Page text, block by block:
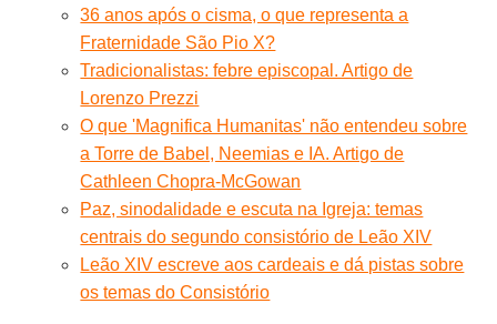
36 anos após o cisma, o que representa a
Fraternidade São Pio X?
Tradicionalistas: febre episcopal. Artigo de
Lorenzo Prezzi
O que 'Magnifica Humanitas' não entendeu sobre
a Torre de Babel, Neemias e IA. Artigo de
Cathleen Chopra-McGowan
Paz, sinodalidade e escuta na Igreja: temas
centrais do segundo consistório de Leão XIV
Leão XIV escreve aos cardeais e dá pistas sobre
os temas do Consistório